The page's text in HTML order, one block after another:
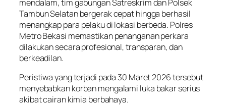
mendalam, tim gabungan Satreskrim dan Polsek
Tambun Selatan bergerak cepat hingga berhasil
menangkap para pelaku di lokasi berbeda. Polres
Metro Bekasi memastikan penanganan perkara
dilakukan secara profesional, transparan, dan
berkeadilan.
Peristiwa yang terjadi pada 30 Maret 2026 tersebut
menyebabkan korban mengalami luka bakar serius
akibat cairan kimia berbahaya.